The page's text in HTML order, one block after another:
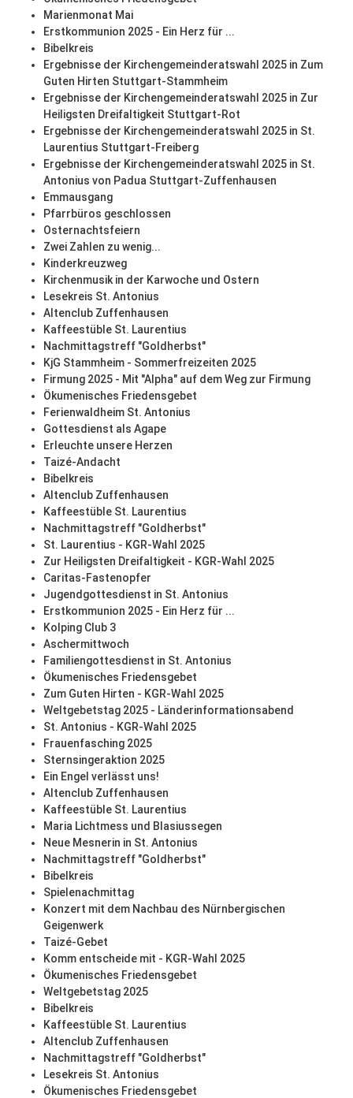
Marienmonat Mai
Erstkommunion 2025 - Ein Herz für ...
Bibelkreis
Ergebnisse der Kirchengemeinderatswahl 2025 in Zum
Guten Hirten Stuttgart-Stammheim
Ergebnisse der Kirchengemeinderatswahl 2025 in Zur
Heiligsten Dreifaltigkeit Stuttgart-Rot
Ergebnisse der Kirchengemeinderatswahl 2025 in St.
Laurentius Stuttgart-Freiberg
Ergebnisse der Kirchengemeinderatswahl 2025 in St.
Antonius von Padua Stuttgart-Zuffenhausen
Emmausgang
Pfarrbüros geschlossen
Osternachtsfeiern
Zwei Zahlen zu wenig...
Kinderkreuzweg
Kirchenmusik in der Karwoche und Ostern
Lesekreis St. Antonius
Altenclub Zuffenhausen
Kaffeestüble St. Laurentius
Nachmittagstreff "Goldherbst"
KjG Stammheim - Sommerfreizeiten 2025
Firmung 2025 - Mit "Alpha" auf dem Weg zur Firmung
Ökumenisches Friedensgebet
Ferienwaldheim St. Antonius
Gottesdienst als Agape
Erleuchte unsere Herzen
Taizé-Andacht
Bibelkreis
Altenclub Zuffenhausen
Kaffeestüble St. Laurentius
Nachmittagstreff "Goldherbst"
St. Laurentius - KGR-Wahl 2025
Zur Heiligsten Dreifaltigkeit - KGR-Wahl 2025
Caritas-Fastenopfer
Jugendgottesdienst in St. Antonius
Erstkommunion 2025 - Ein Herz für ...
Kolping Club 3
Aschermittwoch
Familiengottesdienst in St. Antonius
Ökumenisches Friedensgebet
Zum Guten Hirten - KGR-Wahl 2025
Weltgebetstag 2025 - Länderinformationsabend
St. Antonius - KGR-Wahl 2025
Frauenfasching 2025
Sternsingeraktion 2025
Ein Engel verlässt uns!
Altenclub Zuffenhausen
Kaffeestüble St. Laurentius
Maria Lichtmess und Blasiussegen
Neue Mesnerin in St. Antonius
Nachmittagstreff "Goldherbst"
Bibelkreis
Spielenachmittag
Konzert mit dem Nachbau des Nürnbergischen
Geigenwerk
Taizé-Gebet
Komm entscheide mit - KGR-Wahl 2025
Ökumenisches Friedensgebet
Weltgebetstag 2025
Bibelkreis
Kaffeestüble St. Laurentius
Altenclub Zuffenhausen
Nachmittagstreff "Goldherbst"
Lesekreis St. Antonius
Ökumenisches Friedensgebet